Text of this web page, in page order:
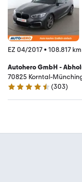
EZ 04/2017• 108.817 km
Autohero GmbH -
70825 Korntal-
4.4 Sterne
(303)